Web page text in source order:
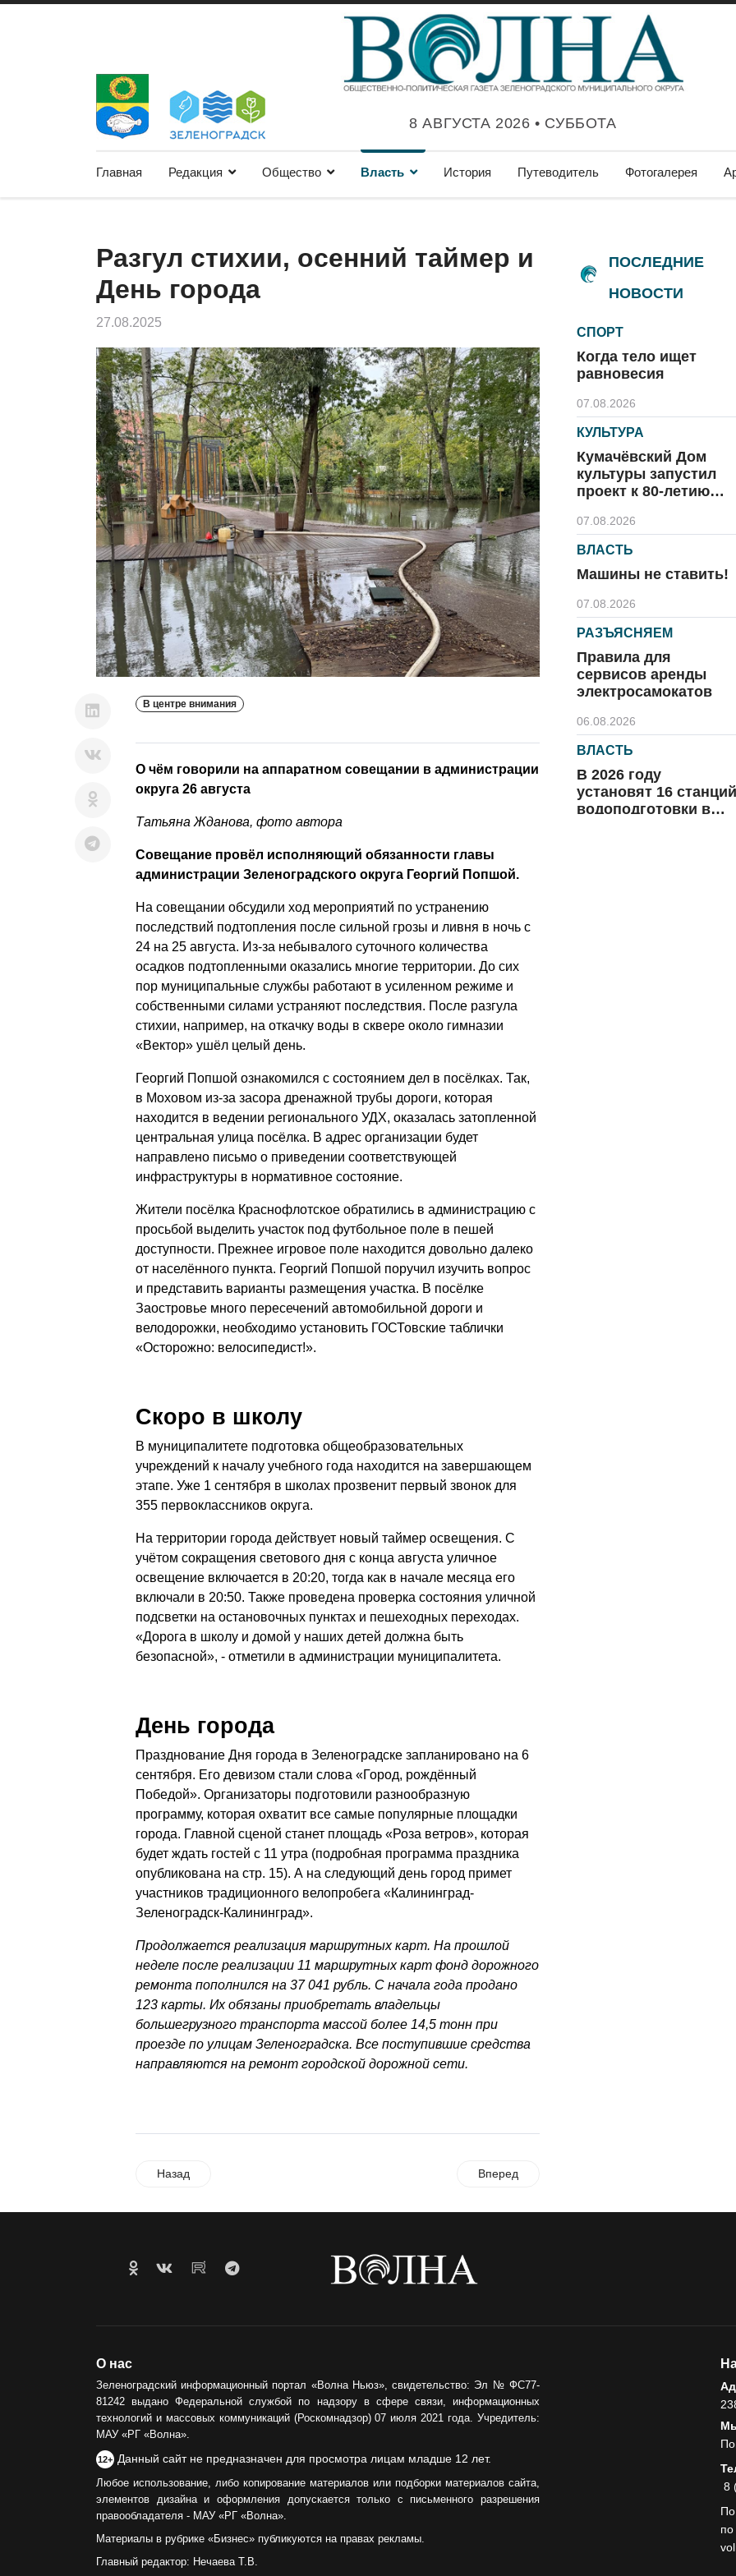
8 АВГУСТА 2026 • СУББОТА
Главная Редакция Общество Власть История Путеводитель Фотогалерея
Разгул стихии, осенний таймер и
День города
27.08.2025
В центре внимания
О чём говорили на аппаратном совещании в администрации
округа 26 августа
Татьяна Жданова, фото автора
Совещание провёл исполняющий обязанности главы
администрации Зеленоградского округа Георгий Попшой.
На совещании обсудили ход мероприятий по устранению
последствий подтопления после сильной грозы и ливня в ночь с
24 на 25 августа. Из-за небывалого суточного количества
осадков подтопленными оказались многие территории. До сих
пор муниципальные службы работают в усиленном режиме и
собственными силами устраняют последствия. После разгула
стихии, например, на откачку воды в сквере около гимназии
«Вектор» ушёл целый день.
Георгий Попшой ознакомился с состоянием дел в посёлках. Так,
в Моховом из-за засора дренажной трубы дороги, которая
находится в ведении регионального УДХ, оказалась затопленной
центральная улица посёлка. В адрес организации будет
направлено письмо о приведении соответствующей
инфраструктуры в нормативное состояние.
Жители посёлка Краснофлотское обратились в администрацию с
просьбой выделить участок под футбольное поле в пешей
доступности. Прежнее игровое поле находится довольно далеко
от населённого пункта. Георгий Попшой поручил изучить вопрос
и представить варианты размещения участка. В посёлке
Заостровье много пересечений автомобильной дороги и
велодорожки, необходимо установить ГОСТовские таблички
«Осторожно: велосипедист!».
Скоро в школу
В муниципалитете подготовка общеобразовательных
учреждений к началу учебного года находится на завершающем
этапе. Уже 1 сентября в школах прозвенит первый звонок для
355 первоклассников округа.
На территории города действует новый таймер освещения. С
учётом сокращения светового дня с конца августа уличное
освещение включается в 20:20, тогда как в начале месяца его
включали в 20:50. Также проведена проверка состояния уличной
подсветки на остановочных пунктах и пешеходных переходах.
«Дорога в школу и домой у наших детей должна быть
безопасной», - отметили в администрации муниципалитета.
День города
Празднование Дня города в Зеленоградске запланировано на 6
сентября. Его девизом стали слова «Город, рождённый
Победой». Организаторы подготовили разнообразную
программу, которая охватит все самые популярные площадки
города. Главной сценой станет площадь «Роза ветров», которая
будет ждать гостей с 11 утра (подробная программа праздника
опубликована на стр. 15). А на следующий день город примет
участников традиционного велопробега «Калининград-
Зеленоградск-Калининград».
Продолжается реализация маршрутных карт. На прошлой
неделе после реализации 11 маршрутных карт фонд дорожного
ремонта пополнился на 37 041 рубль. С начала года продано
123 карты. Их обязаны приобретать владельцы
большегрузного транспорта массой более 14,5 тонн при
проезде по улицам Зеленоградска. Все поступившие средства
направляются на ремонт городской дорожной сети.
Назад Вперед
ПОСЛЕДНИЕ
НОВОСТИ
СПОРТ
Когда тело ищет
равновесия
07.08.2026
КУЛЬТУРА
Кумачёвский Дом
культуры запустил
проект к 80-летию
07.08.2026
ВЛАСТЬ
Машины не ставить!
07.08.2026
РАЗЪЯСНЯЕМ
Правила для
сервисов аренды
электросамокатов
06.08.2026
ВЛАСТЬ
В 2026 году
установят 16 станций
водоподготовки в
О нас
Зеленоградский информационный портал «Волна Ньюз», свидетельство: Эл № ФС77-
81242 выдано Федеральной службой по надзору в сфере связи, информационных
технологий и массовых коммуникаций (Роскомнадзор) 07 июля 2021 года. Учредитель:
МАУ «РГ «Волна».
12+ Данный сайт не предназначен для просмотра лицам младше 12 лет.
Любое использование, либо копирование материалов или подборки материалов сайта,
элементов дизайна и оформления допускается только с письменного разрешения
правообладателя - МАУ «РГ «Волна».
Материалы в рубрике «Бизнес» публикуются на правах рекламы.
Главный редактор: Нечаева Т.В.
8